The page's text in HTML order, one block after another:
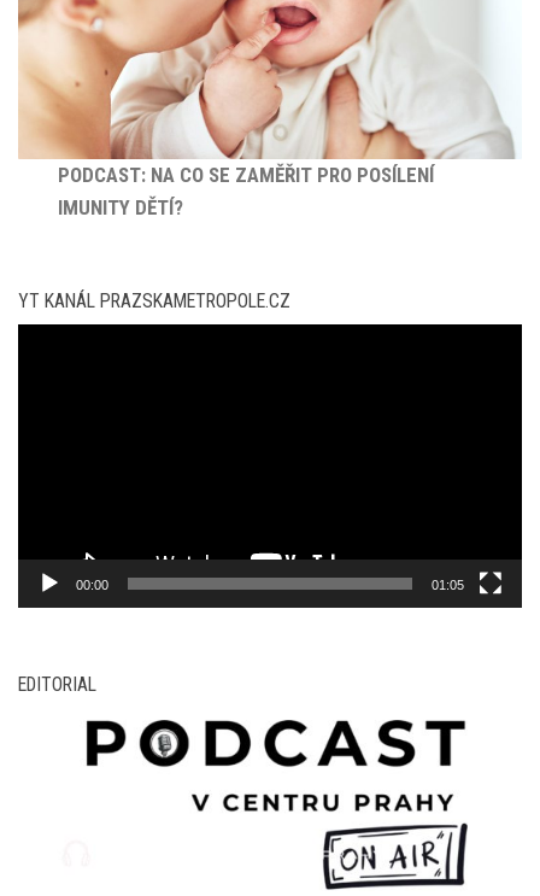
PODCAST: NA CO SE ZAMĚŘIT PRO POSÍLENÍ
IMUNITY DĚTÍ?
YT KANÁL PRAZSKAMETROPOLE.CZ
00:00 01:05
EDITORIAL